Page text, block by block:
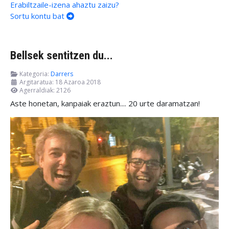
Erabiltzaile-izena ahaztu zaizu?
Sortu kontu bat
Bellsek sentitzen du...
Kategoria: Darrers
Argitaratua: 18 Azaroa 2018
Agerraldiak: 2126
Aste honetan, kanpaiak eraztun.... 20 urte daramatzan!